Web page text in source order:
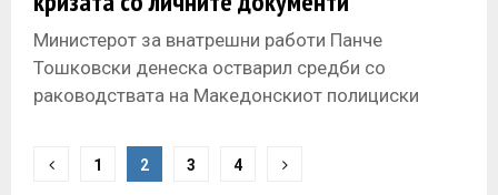
Министерот за внатрешни работи Панче
Тошковски денеска остварил средби со
раководствата на Македонскиот полициски
Синдикатот на полиција во Македонија,
1 2 3 4